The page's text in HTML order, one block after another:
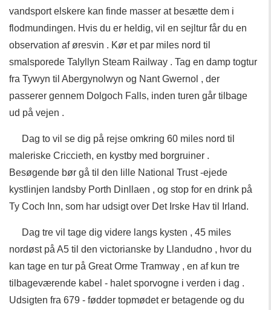
vandsport elskere kan finde masser at besætte dem i
flodmundingen. Hvis du er heldig, vil en sejltur får du en
observation af øresvin . Kør et par miles nord til
smalsporede Talyllyn Steam Railway . Tag en damp togtur
fra Tywyn til Abergynolwyn og Nant Gwernol , der
passerer gennem Dolgoch Falls, inden turen går tilbage
ud på vejen .
Dag to vil se dig på rejse omkring 60 miles nord til
maleriske Criccieth, en kystby med borgruiner .
Besøgende bør gå til den lille National Trust -ejede
kystlinjen landsby Porth Dinllaen , og stop for en drink på
Ty Coch Inn, som har udsigt over Det Irske Hav til Irland.
Dag tre vil tage dig videre langs kysten , 45 miles
nordøst på A5 til den victorianske by Llandudno , hvor du
kan tage en tur på Great Orme Tramway , en af ​​kun tre
tilbageværende kabel - halet sporvogne i verden i dag .
Udsigten fra 679 - fødder topmødet er betagende og du